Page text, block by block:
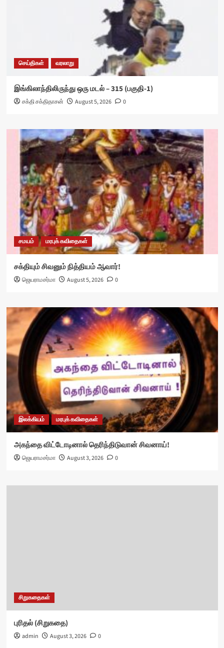
செய்திகள் வரலாறு
இங்கிலாந்திலிருந்து ஒரு மடல் – 315 (பகுதி-1)
சக்தி சக்திதாசன் August 5, 2026 0
சமயம் மரபுக் கவிதைகள்
சக்தியும் சிவனும் நித்தியம் ஆவார்!
ஜெயராமசர்மா August 5, 2026 0
இலக்கியம் மரபுக் கவிதைகள்
அகந்தை விட்டோடினால் தெரிந்திடுவான் சிவனாய்!
ஜெயராமசர்மா August 3, 2026 0
சிறுகதைகள்
புரிதல் (சிறுகதை)
admin August 3, 2026 0